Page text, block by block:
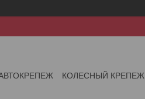
КОЛЕСНЫЙ КРЕПЕЖ